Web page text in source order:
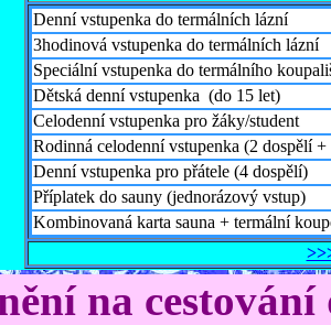
Denní vstupenka do termálních lázní
3hodinová vstupenka do termálních lázní
Speciální vstupenka do termálního
Dětská denní vstupenka (do 15 let)
Celodenní vstupenka pro žáky/student
Rodinná celodenní vstupenka (2 dospělí +
Denní vstupenka pro přátele (4 dospělí)
Příplatek do sauny (jednorázový vstup)
Kombinovaná karta sauna + termální
na